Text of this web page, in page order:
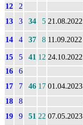
12
2
13
3 34 5 21.08.2022
14
4 37 8 11.09.2022
15 5 41 12 24.10.2022
16
6
17
7 46 17 01.04.2023
18
8
19
9 51 22 07.05.2023